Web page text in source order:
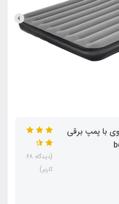
با پمپ برقی
(دیدگاه 68
کاربر)